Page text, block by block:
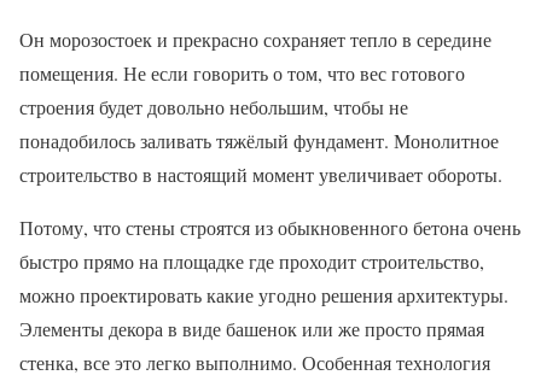
Он морозостоек и прекрасно сохраняет тепло в середине
помещения. Не если говорить о том, что вес готового
строения будет довольно небольшим, чтобы не
понадобилось заливать тяжёлый фундамент. Монолитное
строительство в настоящий момент увеличивает обороты.
Потому, что стены строятся из обыкновенного бетона очень
быстро прямо на площадке где проходит строительство,
можно проектировать какие угодно решения архитектуры.
Элементы декора в виде башенок или же просто прямая
стенка, все это легко выполнимо. Особенная технология